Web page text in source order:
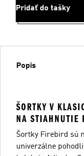
Pridať do tašky
Popis
ŠORTKY V
NA STIAHNUTIE
Šortky Firebird sú
univerzálne